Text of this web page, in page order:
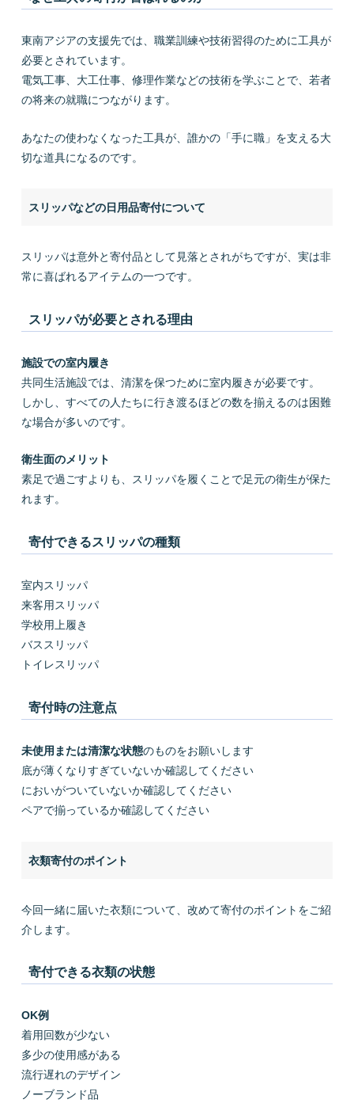
東南アジアの支援先では、職業訓練や技術習得のために工具が
必要とされています。
電気工事、大工仕事、修理作業などの技術を学ぶことで、若者
の将来の就職につながります。
あなたの使わなくなった工具が、誰かの「手に職」を支える大
切な道具になるのです。
スリッパなどの日用品寄付について
スリッパは意外と寄付品として見落とされがちですが、実は非
常に喜ばれるアイテムの一つです。
スリッパが必要とされる理由
施設での室内履き
共同生活施設では、清潔を保つために室内履きが必要です。
しかし、すべての人たちに行き渡るほどの数を揃えるのは困難
な場合が多いのです。
衛生面のメリット
素足で過ごすよりも、スリッパを履くことで足元の衛生が保た
れます。
寄付できるスリッパの種類
室内スリッパ
来客用スリッパ
学校用上履き
バススリッパ
トイレスリッパ
寄付時の注意点
未使用または清潔な状態のものをお願いします
底が薄くなりすぎていないか確認してください
においがついていないか確認してください
ペアで揃っているか確認してください
衣類寄付のポイント
今回一緒に届いた衣類について、改めて寄付のポイントをご紹
介します。
寄付できる衣類の状態
OK例
着用回数が少ない
多少の使用感がある
流行遅れのデザイン
ノーブランド品